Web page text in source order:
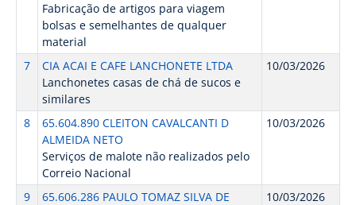
Fabricação de artigos para viagem
bolsas e semelhantes de qualquer
material
7
CIA ACAI E CAFE LANCHONETE LTDA
Lanchonetes casas de chá de sucos e
similares
10/03/2026
8
65.604.890 CLEITON CAVALCANTI D
ALMEIDA NETO
Serviços de malote não realizados pelo
Correio Nacional
10/03/2026
9
65.606.286 PAULO TOMAZ SILVA DE
10/03/2026